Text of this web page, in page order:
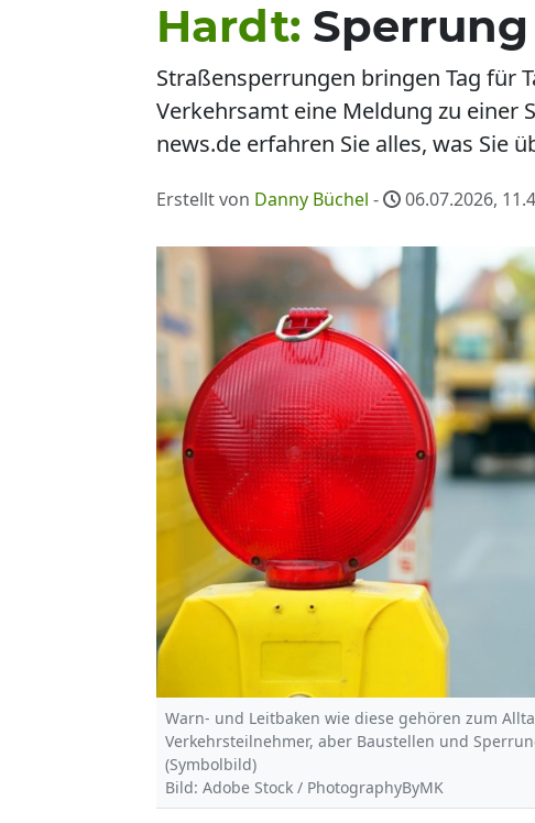
Hardt:
Straßensperrungen bringen Tag für
Verkehrsamt eine Meldung zu einer
news.de erfahren Sie alles, was Sie
Erstellt von Danny Büchel - 06.07.2026,
Warn- und Leitbaken wie diese gehören zum
Verkehrsteilnehmer, aber Baustellen und
(Symbolbild)
Bild: Adobe Stock / PhotographyByMK